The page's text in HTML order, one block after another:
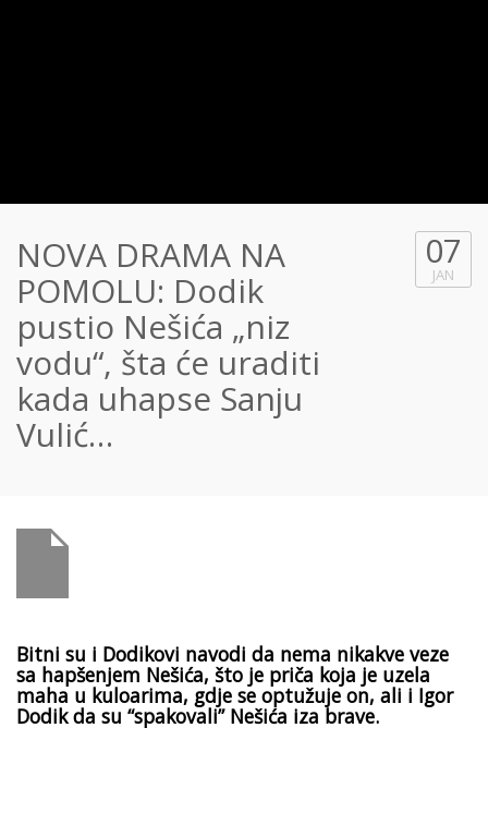
NOVA DRAMA NA
POMOLU: Dodik
pustio Nešića „niz
vodu“, šta će uraditi
kada uhapse Sanju
Vulić…
07
JAN
Bitni su i Dodikovi navodi da nema nikakve veze
sa hapšenjem Nešića, što je priča koja je uzela
maha u kuloarima, gdje se optužuje on, ali i Igor
Dodik da su “spakovali” Nešića iza brave.